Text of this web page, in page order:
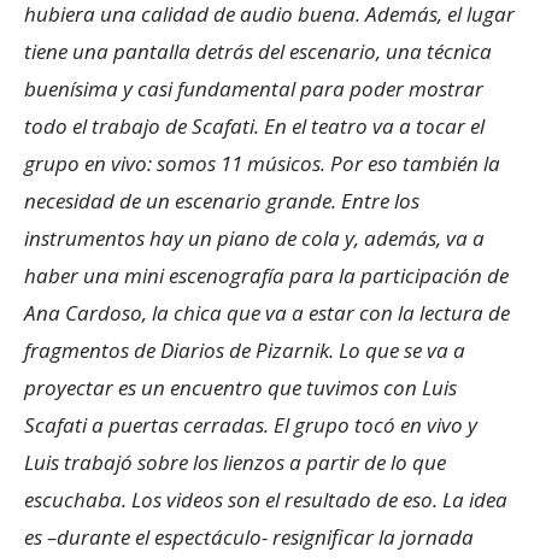
hubiera una calidad de audio buena. Además, el lugar
tiene una pantalla detrás del escenario, una técnica
buenísima y casi fundamental para poder mostrar
todo el trabajo de Scafati. En el teatro va a tocar el
grupo en vivo: somos 11 músicos. Por eso también la
necesidad de un escenario grande. Entre los
instrumentos hay un piano de cola y, además, va a
haber una mini escenografía para la participación de
Ana Cardoso, la chica que va a estar con la lectura de
fragmentos de Diarios de Pizarnik. Lo que se va a
proyectar es un encuentro que tuvimos con Luis
Scafati a puertas cerradas. El grupo tocó en vivo y
Luis trabajó sobre los lienzos a partir de lo que
escuchaba. Los videos son el resultado de eso. La idea
es –durante el espectáculo- resignificar la jornada